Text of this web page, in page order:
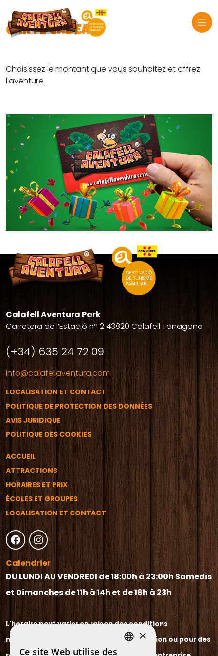
CARTE CADEAU
Choisissez le montant que vous souhaitez et offrez
l'aventure.
Calafell Aventura Park
Carretera de l’Estació nº 2 43820 Calafell Tarragona
(+34) 635 24 72 09
info@calafellaventura.com
LOCALISATION ET CONTACT
POLITIQUE DE PROTECTION DES DONNÉES
AVIS JURIDIQUE
POLITIQUE DES COOKIES
ACCUEIL
ATTRACTIONS
HORAIRES ET PRIX
ÉCOLES ET GROUPES
LOCALISATION ET CONTACT
Calendrier
DU LUNDI AU VENDREDI de 18:00h à 23:00hSamedis
et Dimanches de 11h à 14h et de 18h à 23h
L'horaire peut varier en raison des conditions
météorologiques, d'une faible fréquentation ou pour des
×
Ce site Web utilise des